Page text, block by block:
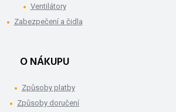
Ventilátory
Zabezpečení a čidla
O NÁKUPU
Způsoby platby
Způsoby doručení